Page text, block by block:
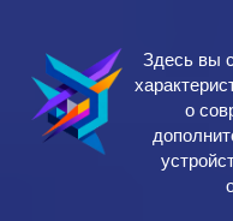
контенту
Здесь вы
о